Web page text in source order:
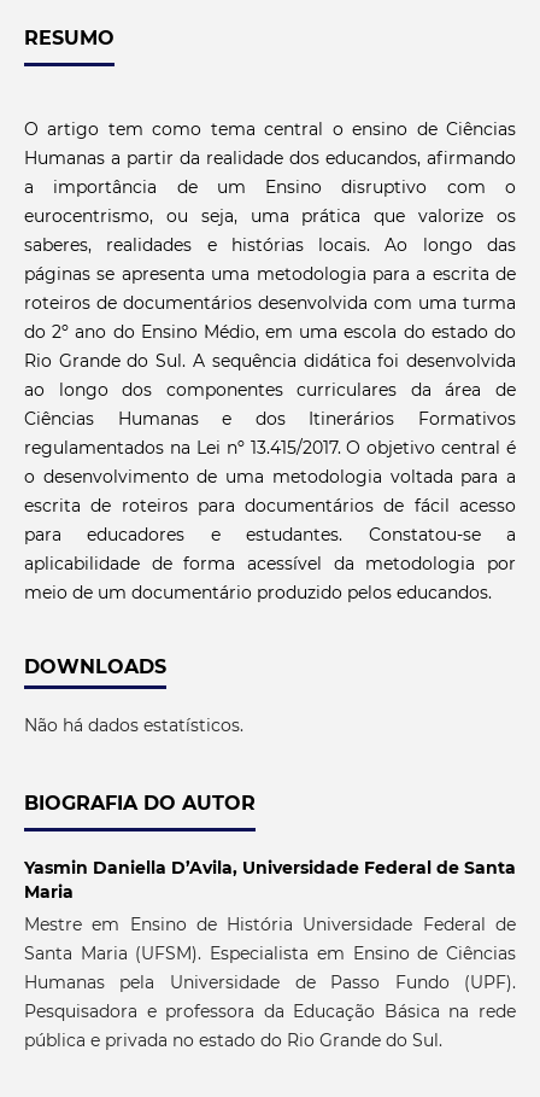
RESUMO
O artigo tem como tema central o ensino de Ciências
Humanas a partir da realidade dos educandos, afirmando
a importância de um Ensino disruptivo com o
eurocentrismo, ou seja, uma prática que valorize os
saberes, realidades e histórias locais. Ao longo das
páginas se apresenta uma metodologia para a escrita de
roteiros de documentários desenvolvida com uma turma
do 2º ano do Ensino Médio, em uma escola do estado do
Rio Grande do Sul. A sequência didática foi desenvolvida
ao longo dos componentes curriculares da área de
Ciências Humanas e dos Itinerários Formativos
regulamentados na Lei nº 13.415/2017. O objetivo central é
o desenvolvimento de uma metodologia voltada para a
escrita de roteiros para documentários de fácil acesso
para educadores e estudantes. Constatou-se a
aplicabilidade de forma acessível da metodologia por
meio de um documentário produzido pelos educandos.
DOWNLOADS
Não há dados estatísticos.
BIOGRAFIA DO AUTOR
Yasmin Daniella D’Avila, Universidade Federal de Santa
Maria
Mestre em Ensino de História Universidade Federal de
Santa Maria (UFSM). Especialista em Ensino de Ciências
Humanas pela Universidade de Passo Fundo (UPF).
Pesquisadora e professora da Educação Básica na rede
pública e privada no estado do Rio Grande do Sul.